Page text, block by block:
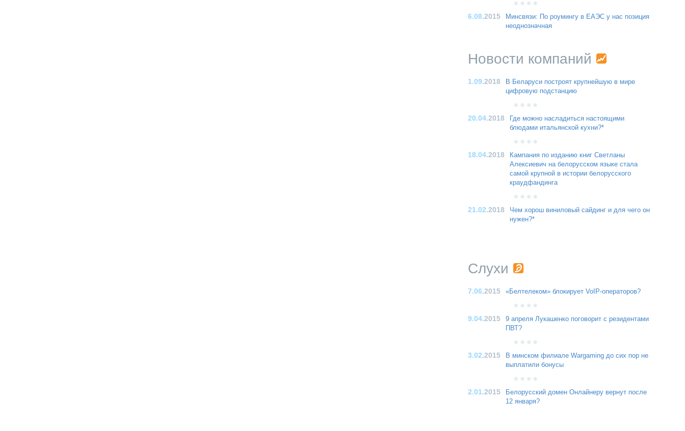
6.08.2015
Минсвязи: По роумингу в ЕАЭС у нас позиция
неоднозначная
Новости компаний
1.09.2018
В Беларуси построят крупнейшую в мире
цифровую подстанцию
20.04.2018
Где можно насладиться настоящими
блюдами итальянской кухни?*
18.04.2018
Кампания по изданию книг Светланы
Алексиевич на белорусском языке стала
самой крупной в истории белорусского
краудфандинга
21.02.2018
Чем хорош виниловый сайдинг и для чего он
нужен?*
Слухи
7.06.2015 «Белтелеком» блокирует VoIP-операторов?
9.04.2015
9 апреля Лукашенко поговорит с резидентами
ПВТ?
3.02.2015
В минском филиале Wargaming до сих пор не
выплатили бонусы
2.01.2015
Белорусский домен Онлайнеру вернут после
12 января?